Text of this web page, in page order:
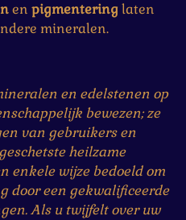
en pigmentering laten
mineralen.
en edelstenen op
bewezen; ze
van gebruikers en
heilzame
enkele wijze bedoeld om
door een gekwalificeerde
Als u twijfelt over uw